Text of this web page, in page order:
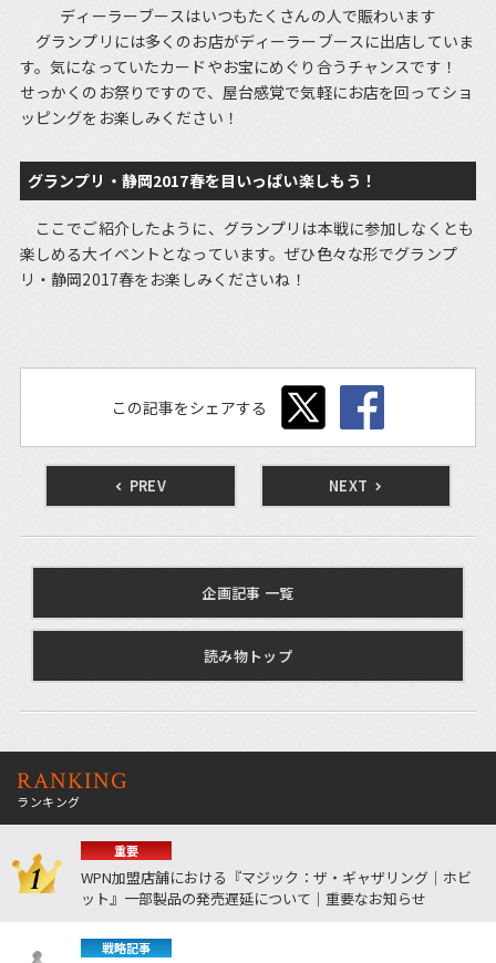
ディーラーブースはいつもたくさんの人で賑わいます
グランプリには多くのお店がディーラーブースに出店していま
す。気になっていたカードやお宝にめぐり合うチャンスです！
せっかくのお祭りですので、屋台感覚で気軽にお店を回ってショ
ッピングをお楽しみください！
グランプリ・静岡2017春を目いっぱい楽しもう！
ここでご紹介したように、グランプリは本戦に参加しなくとも
楽しめる大イベントとなっています。ぜひ色々な形でグランプ
リ・静岡2017春をお楽しみくださいね！
この記事をシェアする
PREV NEXT
企画記事 一覧
読み物トップ
RANKING
ランキング
重要
WPN加盟店舗における『マジック：ザ・ギャザリング｜ホビ
ット』一部製品の発売遅延について｜重要なお知らせ
戦略記事